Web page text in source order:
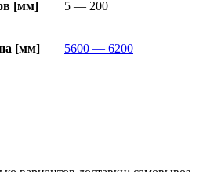
[мм] 5 — 200
[мм] 5600 — 6200